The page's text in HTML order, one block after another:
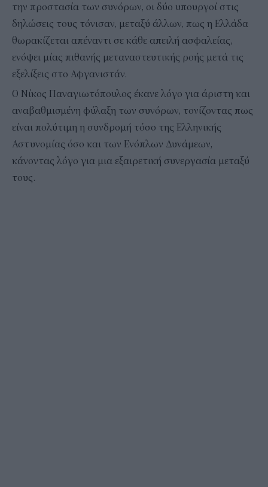
την προστασία των συνόρων, οι δύο υπουργοί στις
δηλώσεις τους τόνισαν, μεταξύ άλλων, πως η Ελλάδα
θωρακίζεται απέναντι σε κάθε απειλή ασφαλείας,
ενόψει μίας πιθανής μεταναστευτικής ροής μετά τις
εξελίξεις στο Αφγανιστάν.
Ο Νίκος Παναγιωτόπουλος έκανε λόγο για άριστη και
αναβαθμισμένη φύλαξη των συνόρων, τονίζοντας πως
είναι πολύτιμη η συνδρομή τόσο της Ελληνικής
Αστυνομίας όσο και των Ενόπλων Δυνάμεων,
κάνοντας λόγο για μια εξαιρετική συνεργασία μεταξύ
τους.